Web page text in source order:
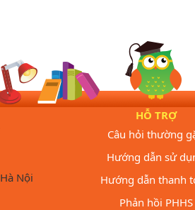
Nội
HỖ TRỢ
Câu hỏi thường
Hướng dẫn sử
Hướng dẫn thanh
Phản hồi PHHS